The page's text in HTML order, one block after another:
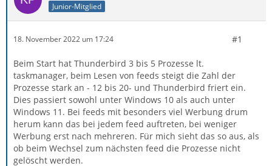
Junior-Mitglied
18. November 2022 um 17:24 #1
Beim Start hat Thunderbird 3 bis 5 Prozesse lt.
taskmanager, beim Lesen von feeds steigt die Zahl der
Prozesse stark an - 12 bis 20- und Thunderbird friert ein.
Dies passiert sowohl unter Windows 10 als auch unter
Windows 11. Bei feeds mit besonders viel Werbung drum
herum kann das bei jedem feed auftreten, bei weniger
Werbung erst nach mehreren. Für mich sieht das so aus, als
ob beim Wechsel zum nächsten feed die Prozesse nicht
gelöscht werden.